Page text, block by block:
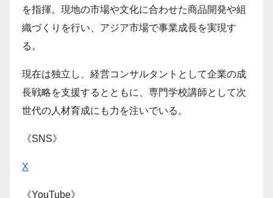
を指揮。現地の市場や文化に合わせた商品開発や組
織づくりを行い、アジア市場で事業成長を実現す
る。
現在は独立し、経営コンサルタントとして企業の成
長戦略を支援するとともに、専門学校講師として次
世代の人材育成にも力を注いでいる。
《SNS》
X
《YouTube》